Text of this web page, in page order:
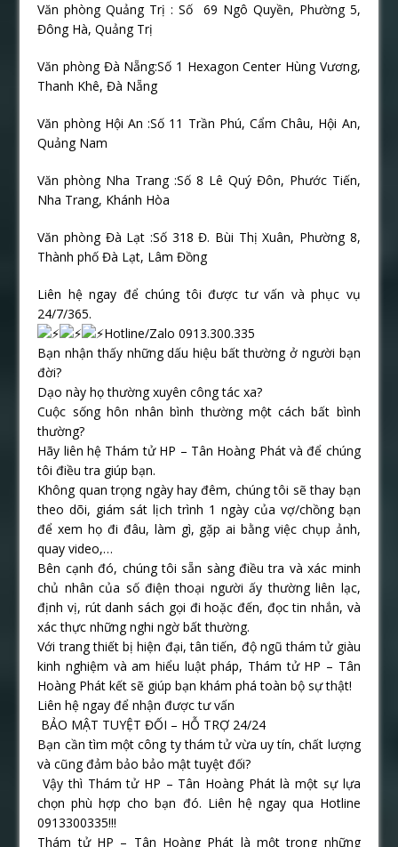
Văn phòng Quảng Trị : Số
69 Ngô Quyền, Phường 5,
Đông Hà, Quảng Trị
Văn phòng Đà Nẵng:Số 1 Hexagon Center Hùng Vương,
Thanh Khê, Đà Nẵng
Văn phòng Hội An :Số 11 Trần Phú, Cẩm Châu, Hội An,
Quảng Nam
Văn phòng Nha Trang :Số 8 Lê Quý Đôn, Phước Tiến,
Nha Trang, Khánh Hòa
Văn phòng Đà Lạt :Số 318 Đ. Bùi Thị Xuân, Phường 8,
Thành phố Đà Lạt, Lâm Đồng
Liên hệ ngay để chúng tôi được tư vấn và phục vụ
24/7/365.
Hotline/Zalo 0913.300.335
Bạn nhận thấy những dấu hiệu bất thường ở người bạn
đời?
Dạo này họ thường xuyên công tác xa?
Cuộc sống hôn nhân bình thường một cách bất bình
thường?
Hãy liên hệ Thám tử HP – Tân Hoàng Phát và để chúng
tôi điều tra giúp bạn.
Không quan trọng ngày hay đêm, chúng tôi sẽ thay bạn
theo dõi, giám sát lịch trình 1 ngày của vợ/chồng bạn
để xem họ đi đâu, làm gì, gặp ai bằng việc chụp ảnh,
quay video,…
Bên cạnh đó, chúng tôi sẵn sàng điều tra và xác minh
chủ nhân của số điện thoại người ấy thường liên lạc,
định vị, rút danh sách gọi đi hoặc đến, đọc tin nhắn, và
xác thực những nghi ngờ bất thường.
Với trang thiết bị hiện đại, tân tiến, độ ngũ thám tử giàu
kinh nghiệm và am hiểu luật pháp, Thám tử HP – Tân
Hoàng Phát kết sẽ giúp bạn khám phá toàn bộ sự thật!
Liên hệ ngay để nhận được tư vấn
BẢO MẬT TUYỆT ĐỐI – HỖ TRỢ 24/24
Bạn cần tìm một công ty thám tử vừa uy tín, chất lượng
và cũng đảm bảo bảo mật tuyệt đối?
Vậy thì Thám tử HP – Tân Hoàng Phát là một sự lựa
chọn phù hợp cho bạn đó. Liên hệ ngay qua Hotline
0913300335!!!
Thám tử HP – Tân Hoàng Phát là một trong những